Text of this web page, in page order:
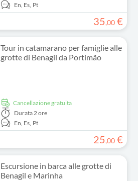
En, Es, Pt
35,00 €
Tour in catamarano per famiglie alle
grotte di Benagil da Portimão
Cancellazione gratuita
Durata 2 ore
En, Es, Pt
25,00 €
Escursione in barca alle grotte di
Benagil e Marinha